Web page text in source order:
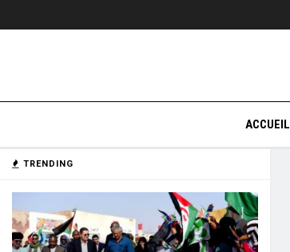
TRENDING
ACCUEIL